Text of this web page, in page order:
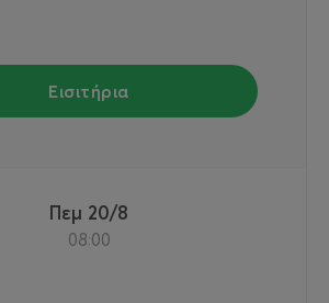
Εισιτήρια
Πεμ 20/8
08:00